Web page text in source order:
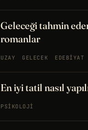
Geleceği tahmin
romanlar
UZAY GELECEK EDEBIYAT
En iyi tatil nasıl
PSIKOLOJI